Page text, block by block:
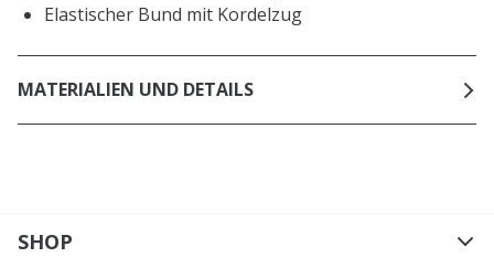
Elastischer Bund mit Kordelzug
MATERIALIEN UND DETAILS
SHOP